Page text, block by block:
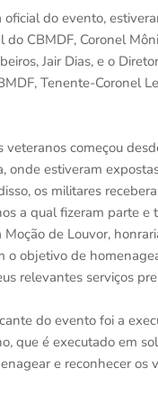
oficial do evento,
do CBMDF, Coronel
Jair Dias, e o
Tenente-Coronel
veteranos começou
onde estiveram
os militares
a qual fizeram parte e
de Louvor,
o objetivo de
relevantes serviços
do evento foi a
que é executado em
e reconhecer os